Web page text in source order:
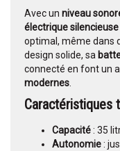
Avec un niveau
électrique silencieuse
optimal, même dans
design solide, sa
connecté en font un
modernes
Caractéristiques
Capacité: 35
Autonomie: